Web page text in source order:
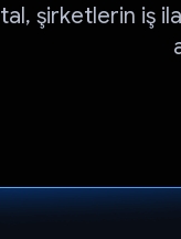
şirketlerin iş